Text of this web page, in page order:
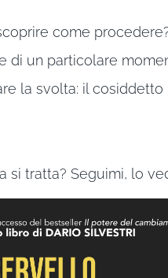
come
di un particolare
la svolta: il cosiddetto
si tratta? Seguimi, lo